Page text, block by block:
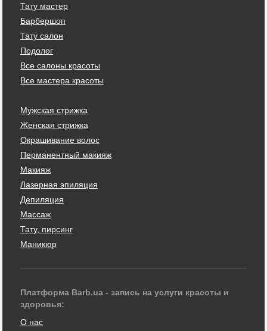
Тату мастер
Барбершоп
Тату салон
Подолог
Все салоны красоты
Все мастера красоты
Мужская стрижка
Женская стрижка
Окрашивание волос
Перманентный макияж
Макияж
Лазерная эпиляция
Депиляция
Массаж
Тату, пирсинг
Маникюр
Платформа Barb.ua - запись на услуги красоты и
здоровья:
О нас